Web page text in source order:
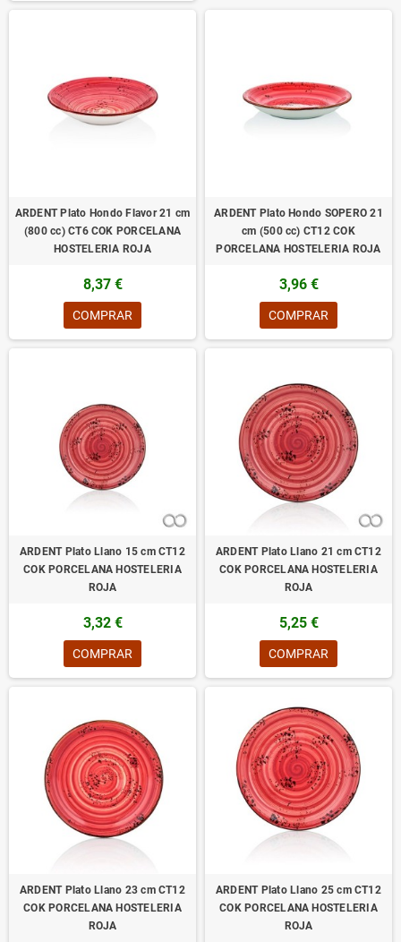
ARDENT Plato Hondo Flavor 21 cm
(800 cc) CT6 COK PORCELANA
HOSTELERIA ROJA
8,37 €
COMPRAR
ARDENT Plato Hondo SOPERO 21
cm (500 cc) CT12 COK
PORCELANA HOSTELERIA ROJA
3,96 €
COMPRAR
ARDENT Plato Llano 15 cm CT12
COK PORCELANA HOSTELERIA
ROJA
3,32 €
COMPRAR
ARDENT Plato Llano 21 cm CT12
COK PORCELANA HOSTELERIA
ROJA
5,25 €
COMPRAR
ARDENT Plato Llano 23 cm CT12
COK PORCELANA HOSTELERIA
ROJA
ARDENT Plato Llano 25 cm CT12
COK PORCELANA HOSTELERIA
ROJA